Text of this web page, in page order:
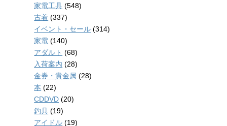
家電工具 (548)
古着 (337)
イベント・セール (314)
家電 (140)
アダルト (68)
入荷案内 (28)
金券・貴金属 (28)
本 (22)
CDDVD (20)
釣具 (19)
アイドル (19)